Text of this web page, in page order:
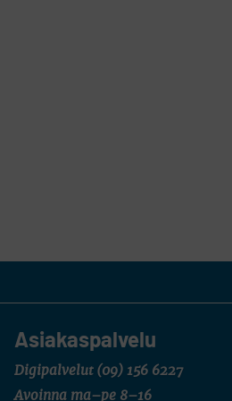
Asiakaspalvelu
Digipalvelut (09) 156 6227
Avoinna ma–pe 8–16